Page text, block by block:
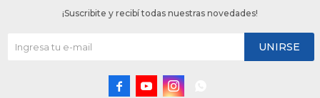
¡Suscribite y recibí todas nuestras novedades!
UNIRSE
  